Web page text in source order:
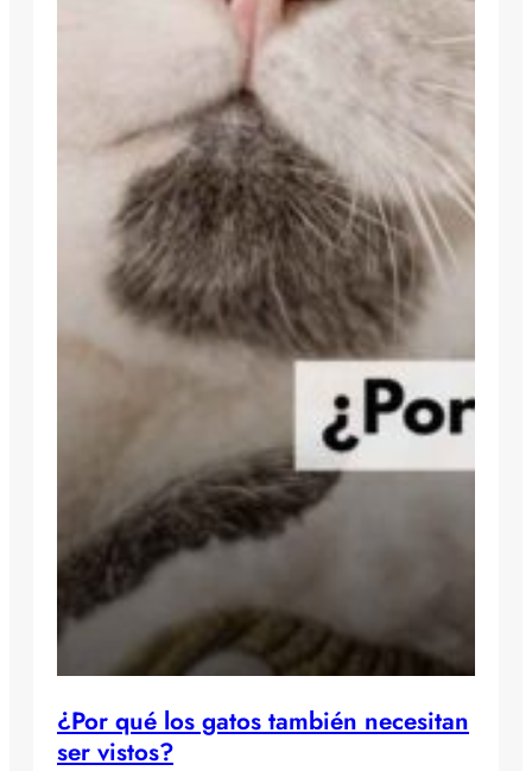
¿Por qué los gatos también necesitan
ser vistos?